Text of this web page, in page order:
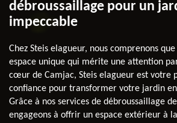
débroussaillage pour un
impeccable
Chez Steis elagueur, nous comprenons
espace unique qui mérite une attention
cœur de Camjac, Steis elagueur est votre
confiance pour transformer votre jardin
Grâce à nos services de débroussaillage
engageons à offrir un espace extérieur à